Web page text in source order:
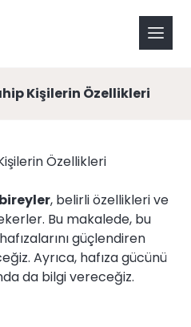
Kişilerin Özellikleri
, belirli özellikleri ve
Bu makalede, bu
güçlendiren
Ayrıca, hafıza gücünü
da bilgi vereceğiz.